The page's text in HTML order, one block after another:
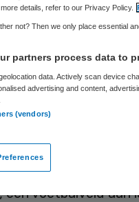
Merel Flikweert 15
werd een slim
een voetbalveld aan
details, refer to our Privacy Policy.
not? Then we only place essential
partners process data to
data. Actively scan device
advertising and content,
(vendors)